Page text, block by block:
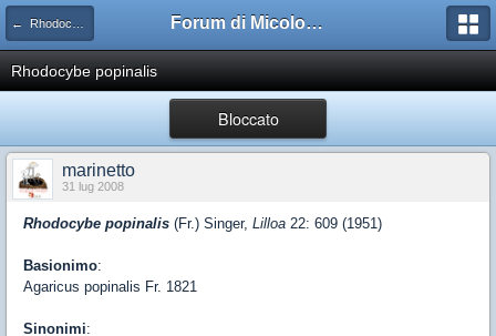
← Rhodocybe Forum di Micologia AMB Gruppo di Muggia e del Carso
Rhodocybe popinalis
Bloccato
marinetto
31 lug 2008
Rhodocybe popinalis (Fr.) Singer, Lilloa 22: 609 (1951)
Basionimo:
Agaricus popinalis Fr. 1821
Sinonimi: